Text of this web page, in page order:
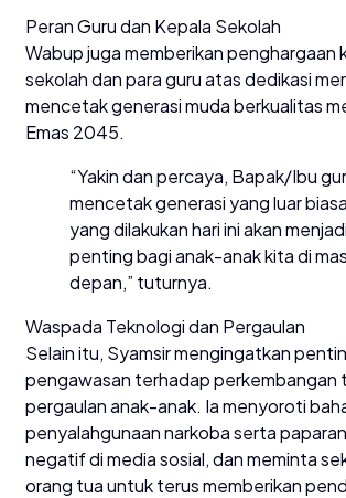
Peran Guru dan Kepala Sekolah
Wabup juga memberikan penghargaan
sekolah dan para guru atas dedikasi
mencetak generasi muda berkualitas
Emas 2045.
“Yakin dan percaya, Bapak/Ibu
mencetak generasi yang luar
yang dilakukan hari ini akan
penting bagi anak-anak kita di
depan,” tuturnya.
Waspada Teknologi dan Pergaulan
Selain itu, Syamsir mengingatkan
pengawasan terhadap perkembangan
pergaulan anak-anak. Ia menyoroti
penyalahgunaan narkoba serta
negatif di media sosial, dan meminta
orang tua untuk terus memberikan